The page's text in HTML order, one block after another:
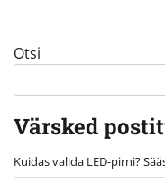
Otsi
Värsked
Kuidas valida LED-pirni?